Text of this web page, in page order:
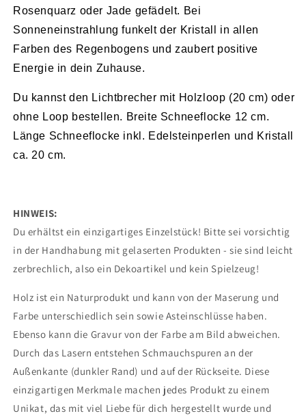
Rosenquarz oder Jade gefädelt. Bei
Sonneneinstrahlung funkelt der Kristall in allen
Farben des Regenbogens und zaubert positive
Energie in dein Zuhause.
Du kannst den Lichtbrecher mit Holzloop (20 cm) oder
ohne Loop bestellen. Breite Schneeflocke 12 cm.
Länge Schneeflocke inkl. Edelsteinperlen und Kristall
ca. 20 cm.
HINWEIS:
Du erhältst ein einzigartiges Einzelstück! Bitte sei vorsichtig
in der Handhabung mit gelaserten Produkten - sie sind leicht
zerbrechlich, also ein Dekoartikel und kein Spielzeug!
Holz ist ein Naturprodukt und kann von der Maserung und
Farbe unterschiedlich sein sowie Asteinschlüsse haben.
Ebenso kann die Gravur von der Farbe am Bild abweichen.
Durch das Lasern entstehen Schmauchspuren an der
Außenkante (dunkler Rand) und auf der Rückseite. Diese
einzigartigen Merkmale machen jedes Produkt zu einem
Unikat, das mit viel Liebe für dich hergestellt wurde und